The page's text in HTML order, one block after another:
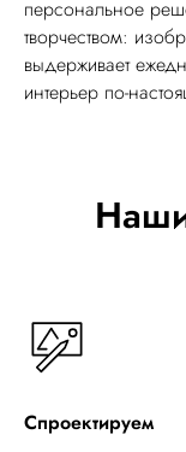
персональное
творчеством:
выдерживает
интерьер по-
Спроектируем